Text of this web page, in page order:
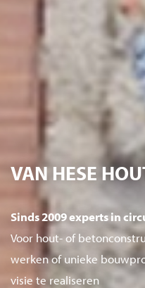
VAN HESE
Sinds 2009 experts in
Voor hout- of
werken of unieke
visie te realiseren